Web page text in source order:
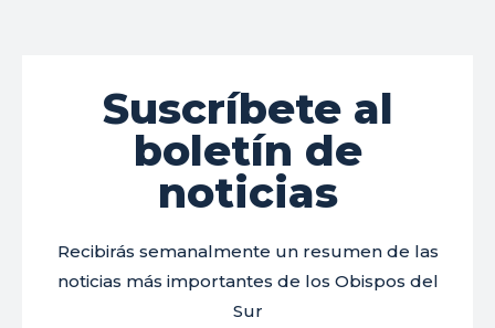
Suscríbete al
boletín de
noticias
Recibirás semanalmente un resumen de las
noticias más importantes de los Obispos del
Sur